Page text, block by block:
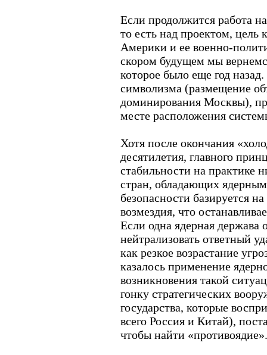
Если продолжится работа
то есть над проектом, цель
Америки и ее военно-
скором будущем мы
которое было еще год
символизма (размещение
доминирования Москвы),
месте расположения
Хотя после окончания
десятилетия, главного
стабильности на практике
стран, обладающих
безопасности базируется
возмездия, что
Если одна ядерная держава
нейтрализовать ответный
как резкое возрастание
казалось применение
возникновения такой
гонку стратегических
государства, которые
всего Россия и Китай),
чтобы найти «противоядие».